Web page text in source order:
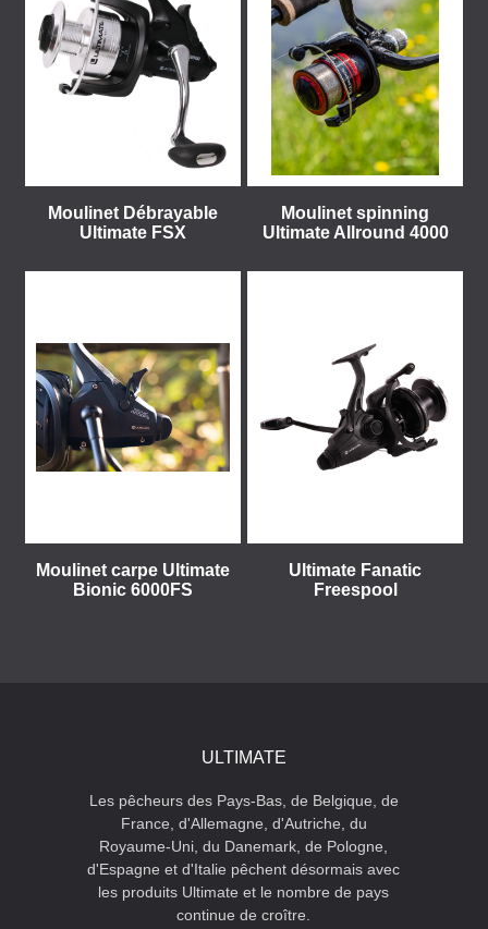
Moulinet Débrayable
Ultimate FSX
Moulinet spinning
Ultimate Allround 4000
Moulinet carpe Ultimate
Bionic 6000FS
Ultimate Fanatic
Freespool
ULTIMATE
Les pêcheurs des Pays-Bas, de Belgique, de
France, d'Allemagne, d'Autriche, du
Royaume-Uni, du Danemark, de Pologne,
d'Espagne et d'Italie pêchent désormais avec
les produits Ultimate et le nombre de pays
continue de croître.